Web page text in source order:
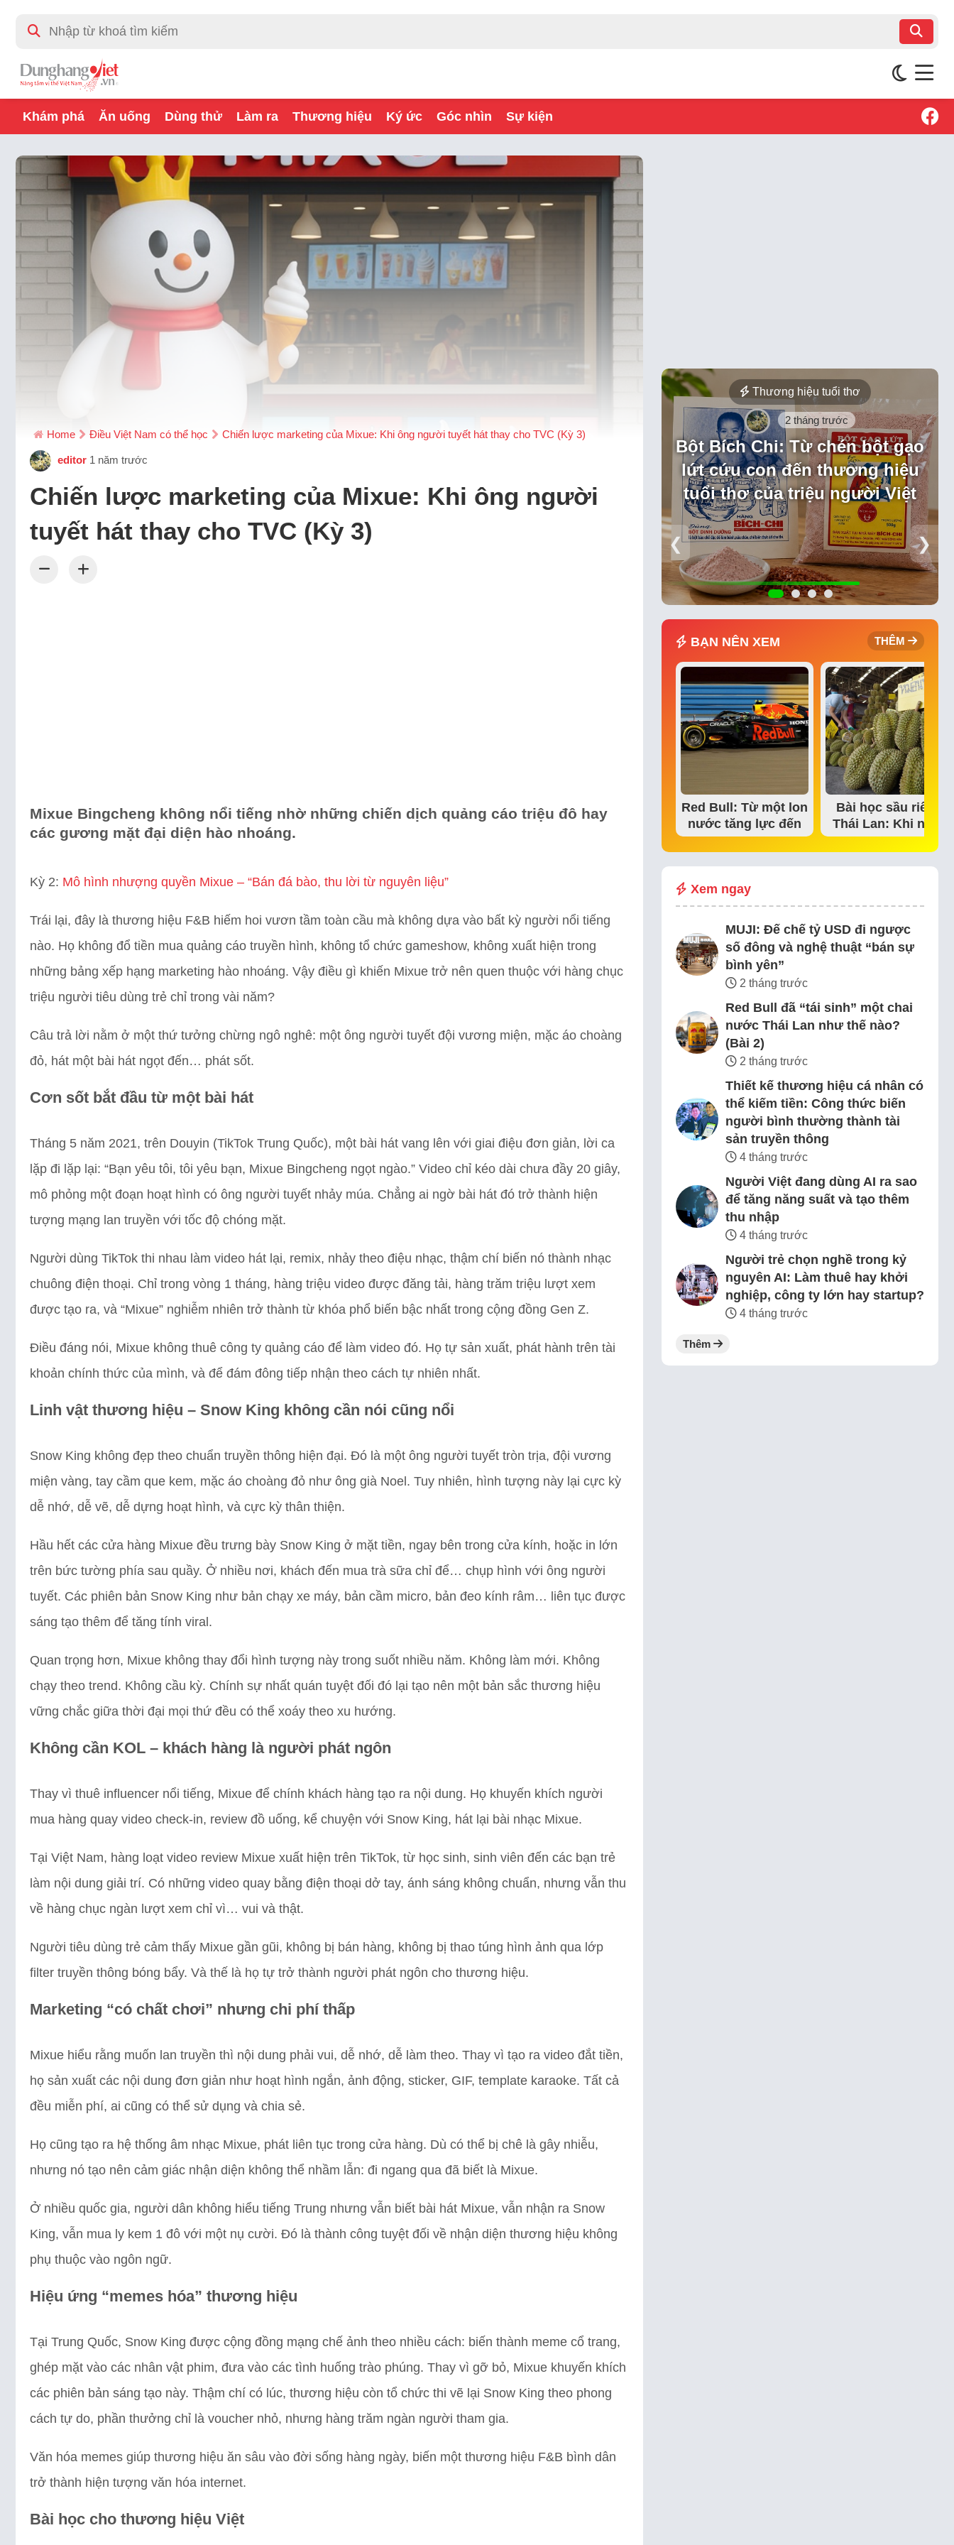
Khám phá Ăn uống Dùng thử Làm ra Thương hiệu Ký ức Góc nhìn Sự kiện
Home Điều Việt Nam có thể học Chiến lược marketing của Mixue: Khi ông người tuyết hát thay cho TVC (Kỳ 3)
editor 1 năm trước
Chiến lược marketing của Mixue: Khi ông người
tuyết hát thay cho TVC (Kỳ 3)
Mixue Bingcheng không nổi tiếng nhờ những chiến dịch quảng cáo triệu đô hay
các gương mặt đại diện hào nhoáng.
Kỳ 2: Mô hình nhượng quyền Mixue – “Bán đá bào, thu lời từ nguyên liệu”
Trái lại, đây là thương hiệu F&B hiếm hoi vươn tầm toàn cầu mà không dựa vào bất kỳ người nổi tiếng
nào. Họ không đổ tiền mua quảng cáo truyền hình, không tổ chức gameshow, không xuất hiện trong
những bảng xếp hạng marketing hào nhoáng. Vậy điều gì khiến Mixue trở nên quen thuộc với hàng chục
triệu người tiêu dùng trẻ chỉ trong vài năm?
Câu trả lời nằm ở một thứ tưởng chừng ngô nghê: một ông người tuyết đội vương miện, mặc áo choàng
đỏ, hát một bài hát ngọt đến… phát sốt.
Cơn sốt bắt đầu từ một bài hát
Tháng 5 năm 2021, trên Douyin (TikTok Trung Quốc), một bài hát vang lên với giai điệu đơn giản, lời ca
lặp đi lặp lại: “Bạn yêu tôi, tôi yêu bạn, Mixue Bingcheng ngọt ngào.” Video chỉ kéo dài chưa đầy 20 giây,
mô phỏng một đoạn hoạt hình có ông người tuyết nhảy múa. Chẳng ai ngờ bài hát đó trở thành hiện
tượng mạng lan truyền với tốc độ chóng mặt.
Người dùng TikTok thi nhau làm video hát lại, remix, nhảy theo điệu nhạc, thậm chí biến nó thành nhạc
chuông điện thoại. Chỉ trong vòng 1 tháng, hàng triệu video được đăng tải, hàng trăm triệu lượt xem
được tạo ra, và “Mixue” nghiễm nhiên trở thành từ khóa phổ biến bậc nhất trong cộng đồng Gen Z.
Điều đáng nói, Mixue không thuê công ty quảng cáo để làm video đó. Họ tự sản xuất, phát hành trên tài
khoản chính thức của mình, và để đám đông tiếp nhận theo cách tự nhiên nhất.
Linh vật thương hiệu – Snow King không cần nói cũng nổi
Snow King không đẹp theo chuẩn truyền thông hiện đại. Đó là một ông người tuyết tròn trịa, đội vương
miện vàng, tay cầm que kem, mặc áo choàng đỏ như ông già Noel. Tuy nhiên, hình tượng này lại cực kỳ
dễ nhớ, dễ vẽ, dễ dựng hoạt hình, và cực kỳ thân thiện.
Hầu hết các cửa hàng Mixue đều trưng bày Snow King ở mặt tiền, ngay bên trong cửa kính, hoặc in lớn
trên bức tường phía sau quầy. Ở nhiều nơi, khách đến mua trà sữa chỉ để… chụp hình với ông người
tuyết. Các phiên bản Snow King như bản chạy xe máy, bản cầm micro, bản đeo kính râm… liên tục được
sáng tạo thêm để tăng tính viral.
Quan trọng hơn, Mixue không thay đổi hình tượng này trong suốt nhiều năm. Không làm mới. Không
chạy theo trend. Không cầu kỳ. Chính sự nhất quán tuyệt đối đó lại tạo nên một bản sắc thương hiệu
vững chắc giữa thời đại mọi thứ đều có thể xoáy theo xu hướng.
Không cần KOL – khách hàng là người phát ngôn
Thay vì thuê influencer nổi tiếng, Mixue để chính khách hàng tạo ra nội dung. Họ khuyến khích người
mua hàng quay video check-in, review đồ uống, kể chuyện với Snow King, hát lại bài nhạc Mixue.
Tại Việt Nam, hàng loạt video review Mixue xuất hiện trên TikTok, từ học sinh, sinh viên đến các bạn trẻ
làm nội dung giải trí. Có những video quay bằng điện thoại dở tay, ánh sáng không chuẩn, nhưng vẫn thu
về hàng chục ngàn lượt xem chỉ vì… vui và thật.
Người tiêu dùng trẻ cảm thấy Mixue gần gũi, không bị bán hàng, không bị thao túng hình ảnh qua lớp
filter truyền thông bóng bẩy. Và thế là họ tự trở thành người phát ngôn cho thương hiệu.
Marketing “có chất chơi” nhưng chi phí thấp
Mixue hiểu rằng muốn lan truyền thì nội dung phải vui, dễ nhớ, dễ làm theo. Thay vì tạo ra video đắt tiền,
họ sản xuất các nội dung đơn giản như hoạt hình ngắn, ảnh động, sticker, GIF, template karaoke. Tất cả
đều miễn phí, ai cũng có thể sử dụng và chia sẻ.
Họ cũng tạo ra hệ thống âm nhạc Mixue, phát liên tục trong cửa hàng. Dù có thể bị chê là gây nhiễu,
nhưng nó tạo nên cảm giác nhận diện không thể nhầm lẫn: đi ngang qua đã biết là Mixue.
Ở nhiều quốc gia, người dân không hiểu tiếng Trung nhưng vẫn biết bài hát Mixue, vẫn nhận ra Snow
King, vẫn mua ly kem 1 đô với một nụ cười. Đó là thành công tuyệt đối về nhận diện thương hiệu không
phụ thuộc vào ngôn ngữ.
Hiệu ứng “memes hóa” thương hiệu
Tại Trung Quốc, Snow King được cộng đồng mạng chế ảnh theo nhiều cách: biến thành meme cổ trang,
ghép mặt vào các nhân vật phim, đưa vào các tình huống trào phúng. Thay vì gỡ bỏ, Mixue khuyến khích
các phiên bản sáng tạo này. Thậm chí có lúc, thương hiệu còn tổ chức thi vẽ lại Snow King theo phong
cách tự do, phần thưởng chỉ là voucher nhỏ, nhưng hàng trăm ngàn người tham gia.
Văn hóa memes giúp thương hiệu ăn sâu vào đời sống hàng ngày, biến một thương hiệu F&B bình dân
trở thành hiện tượng văn hóa internet.
Bài học cho thương hiệu Việt
Thương hiệu tuổi thơ
2 tháng trước
Bột Bích Chi: Từ chén bột gạo
lứt cứu con đến thương hiệu
tuổi thơ của triệu người Việt
❮ ❯
BẠN NÊN XEM THÊM
Red Bull: Từ một lon
nước tăng lực đến
đế chế thể…
Bài học sầu riêng
Thái Lan: Khi niềm
tin thị trường bắt…
Xem ngay
MUJI: Đế chế tỷ USD đi ngược
số đông và nghệ thuật “bán sự
bình yên”
2 tháng trước
Red Bull đã “tái sinh” một chai
nước Thái Lan như thế nào?
(Bài 2)
2 tháng trước
Thiết kế thương hiệu cá nhân có
thể kiếm tiền: Công thức biến
người bình thường thành tài
sản truyền thông
4 tháng trước
Người Việt đang dùng AI ra sao
để tăng năng suất và tạo thêm
thu nhập
4 tháng trước
Người trẻ chọn nghề trong kỷ
nguyên AI: Làm thuê hay khởi
nghiệp, công ty lớn hay startup?
4 tháng trước
Thêm